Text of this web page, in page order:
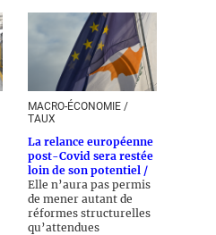
MACRO-ÉCONOMIE /
TAUX
La relance européenne
post-Covid sera restée
loin de son potentiel /
Elle n’aura pas permis
de mener autant de
réformes structurelles
qu’attendues